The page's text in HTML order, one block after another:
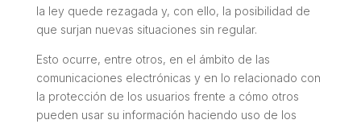
la ley quede rezagada y, con ello, la posibilidad de
que surjan nuevas situaciones sin regular.
Esto ocurre, entre otros, en el ámbito de las
comunicaciones electrónicas y en lo relacionado con
la protección de los usuarios frente a cómo otros
pueden usar su información haciendo uso de los